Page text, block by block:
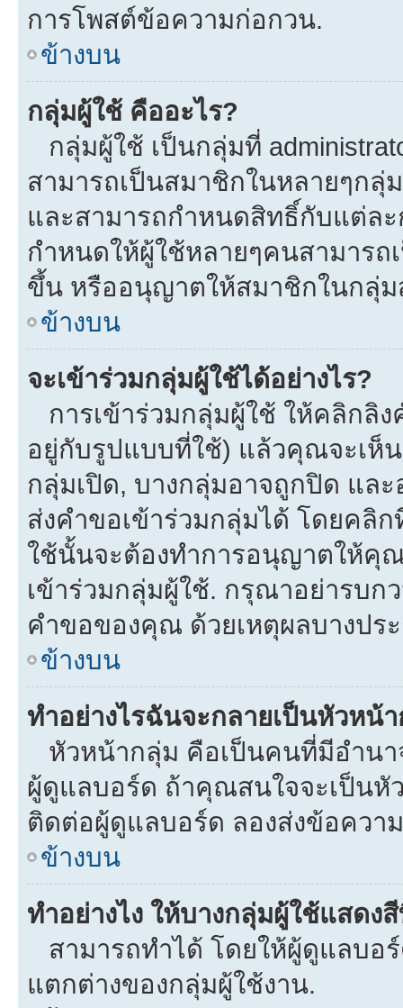
การโพสต์ข้อความก่อกวน.
ข้างบน
กลุ่มผู้ใช้ คืออะไร?
กลุ่มผู้ใช้ เป็นกลุ่มที่
สามารถเป็นสมาชิกในหลายๆก
และสามารถกำหนดสิทธิ์กับแต่ละ
กำหนดให้ผู้ใช้หลายๆคนสามารถ
ขึ้น หรืออนุญาตให้สมาชิกในกลุ่ม
ข้างบน
จะเข้าร่วมกลุ่มผู้ใช้ได้อย่างไร?
การเข้าร่วมกลุ่มผู้ใช้ ให้คลิกลิ
อยู่กับรูปแบบที่ใช้) แล้วคุณจะเห็
กลุ่มเปิด, บางกลุ่มอาจถูกปิด แล
ส่งคำขอเข้าร่วมกลุ่มได้ โดยคลิ
ใช้นั้นจะต้องทำการอนุญาตให้คุณ
เข้าร่วมกลุ่มผู้ใช้. กรุณาอย่ารบก
คำขอของคุณ ด้วยเหตุผลบางปร
ข้างบน
ทำอย่างไรฉันจะกลายเป็นหัวหน้
หัวหน้ากลุ่ม คือเป็นคนที่มีอำนา
ผู้ดูแลบอร์ด ถ้าคุณสนใจจะเป็น
ติดต่อผู้ดูแลบอร์ด ลองส่งข้อควา
ข้างบน
ทำอย่างไง ให้บางกลุ่มผู้ใช้แสดง
สามารถทำได้ โดยให้ผู้ดูแลบอ
แตกต่างของกลุ่มผู้ใช้งาน.